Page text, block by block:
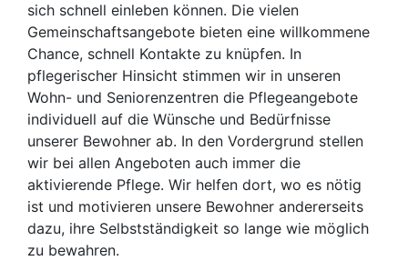
sich schnell einleben können. Die vielen
Gemeinschaftsangebote bieten eine willkommene
Chance, schnell Kontakte zu knüpfen. In
pflegerischer Hinsicht stimmen wir in unseren
Wohn- und Seniorenzentren die Pflegeangebote
individuell auf die Wünsche und Bedürfnisse
unserer Bewohner ab. In den Vordergrund stellen
wir bei allen Angeboten auch immer die
aktivierende Pflege. Wir helfen dort, wo es nötig
ist und motivieren unsere Bewohner andererseits
dazu, ihre Selbstständigkeit so lange wie möglich
zu bewahren.